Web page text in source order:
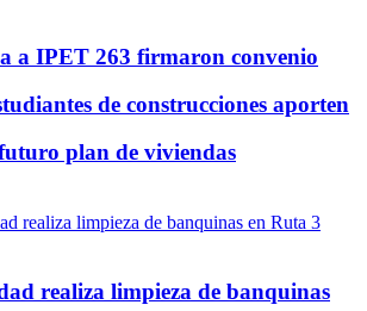
a IPET 263 firmaron convenio
de construcciones aporten
plan de viviendas
realiza limpieza de banquinas